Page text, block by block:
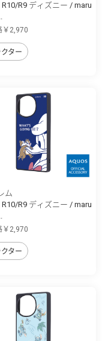
R10/R9 ディズニー / maru
￥2,970
ター
ム
R10/R9 ディズニー / maru
￥2,970
ター